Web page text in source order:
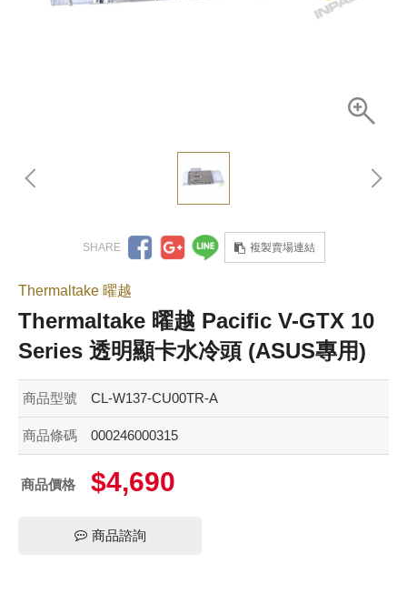
複製賣場連結
Thermaltake 曜越
Thermaltake 曜越 Pacific V-GTX 10
Series 透明顯卡水冷頭 (ASUS專用)
商品型號 CL-W137-CU00TR-A
商品條碼 000246000315
商品價格 $4,690
商品諮詢